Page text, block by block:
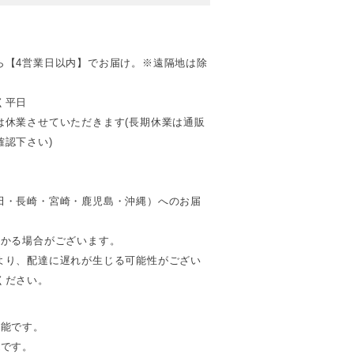
【4営業日以内】でお届け。※遠隔地は除
日
業させていただきます(長期休業は通販
認下さい)
長崎・宮崎・鹿児島・沖縄）へのお届
る場合がございます。
、配達に遅れが生じる可能性がござい
さい。
です。
す。